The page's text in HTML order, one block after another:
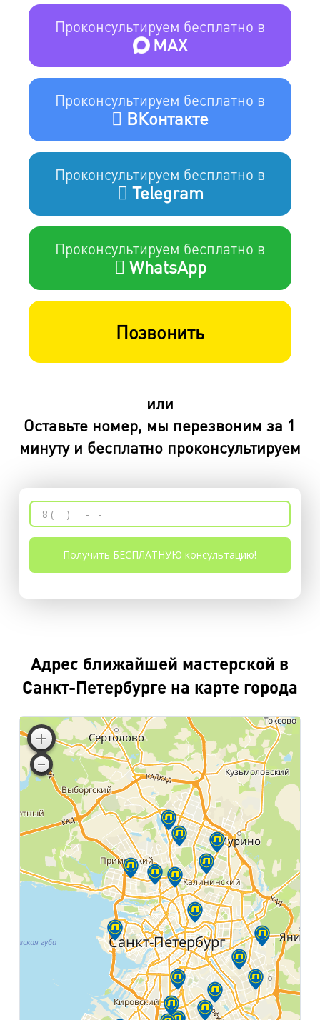
Проконсультируем бесплатно в
MAX
Проконсультируем бесплатно в
ВКонтакте
Проконсультируем бесплатно в
Telegram
Проконсультируем бесплатно в
WhatsApp
Позвонить
или
Оставьте номер, мы перезвоним за 1
минуту и бесплатно проконсультируем
Адрес ближайшей мастерской в
Санкт-Петербурге на карте города